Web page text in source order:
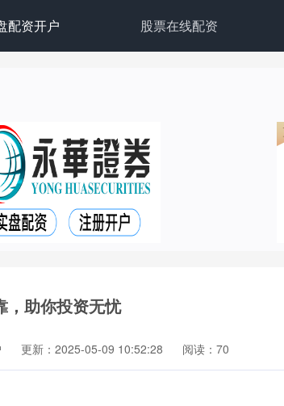
配资开户 股票在线配资
，助你投资无忧
更新：2025-05-09 10:52:28 阅读：70